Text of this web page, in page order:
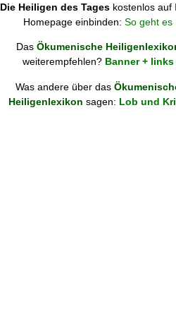
Die Heiligen des Tages kostenlos auf
Homepage einbinden: So geht es
Das Ökumenische
weiterempfehlen? Banner + links
Was andere über das
Heiligenlexikon sagen: Lob und